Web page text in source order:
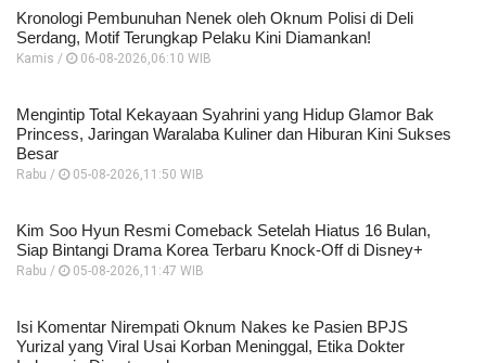
Kronologi Pembunuhan Nenek oleh Oknum Polisi di Deli
Serdang, Motif Terungkap Pelaku Kini Diamankan!
Kamis / 06-08-2026,06:10 WIB
Mengintip Total Kekayaan Syahrini yang Hidup Glamor Bak
Princess, Jaringan Waralaba Kuliner dan Hiburan Kini Sukses
Besar
Rabu / 05-08-2026,11:50 WIB
Kim Soo Hyun Resmi Comeback Setelah Hiatus 16 Bulan,
Siap Bintangi Drama Korea Terbaru Knock-Off di Disney+
Rabu / 05-08-2026,11:47 WIB
Isi Komentar Nirempati Oknum Nakes ke Pasien BPJS
Yurizal yang Viral Usai Korban Meninggal, Etika Dokter